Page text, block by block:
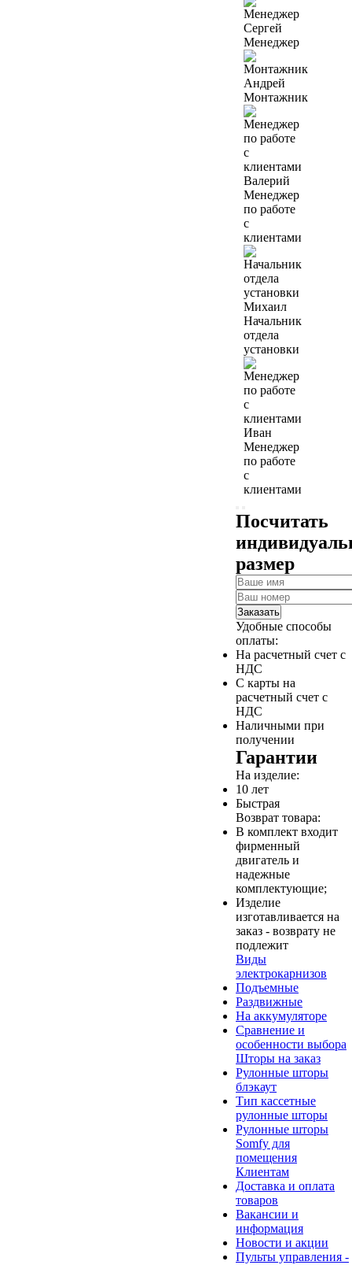
Сергей
Менеджер
Андрей
Монтажник
Валерий
Менеджер
по работе
с
клиентами
Михаил
Начальник
отдела
установки
Иван
Менеджер
по работе
с
клиентами
Посчитать
размер
Заказать
Удобные способы
оплаты:
На расчетный счет с
НДС
С карты на
расчетный счет с
НДС
Наличными при
получении
Гарантии
На изделие:
10 лет
Быстрая
Возврат товара:
В комплект входит
фирменный
двигатель и
надежные
комплектующие;
Изделие
изготавливается на
заказ - возврату не
подлежит
Виды
электрокарнизов
Подъемные
Раздвижные
На аккумуляторе
Сравнение и
особенности выбора
Шторы на заказ
Рулонные шторы
блэкаут
Тип кассетные
рулонные шторы
Рулонные шторы
Somfy для
помещения
Клиентам
Доставка и оплата
товаров
Вакансии и
информация
Новости и акции
Пульты управления -